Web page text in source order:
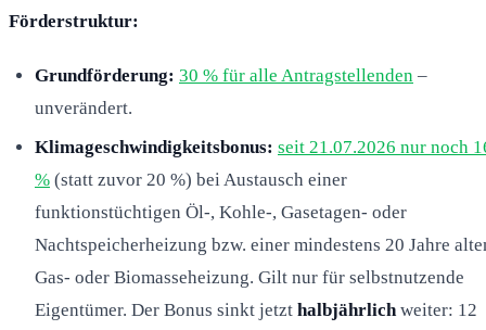
Förderstruktur:
Grundförderung: 30 % für alle Antragstellenden –
unverändert.
Klimageschwindigkeitsbonus: seit 21.07.2026 nur noch
% (statt zuvor 20 %) bei Austausch einer
funktionstüchtigen Öl-, Kohle-, Gasetagen- oder
Nachtspeicherheizung bzw. einer mindestens 20 Jahre
Gas- oder Biomasseheizung. Gilt nur für selbstnutzende
Eigentümer. Der Bonus sinkt jetzt halbjährlich weiter: 12